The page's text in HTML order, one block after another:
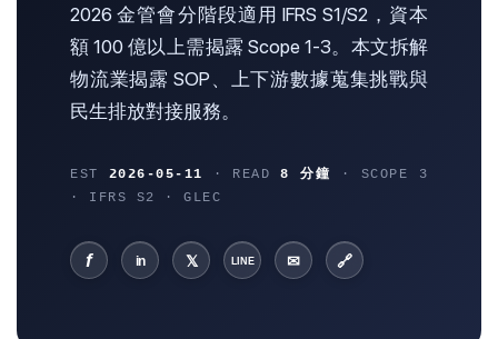
2026 金管會分階段適用 IFRS S1/S2，資本
額 100 億以上需揭露 Scope 1-3。本文拆解
物流業揭露 SOP、上下游數據蒐集挑戰與
民生排放對接服務。
EST 2026-05-11 · READ8 分鐘
· SCOPE 3
· IFRS S2 · GLEC
f in 𝕏 LINE ✉ 🔗